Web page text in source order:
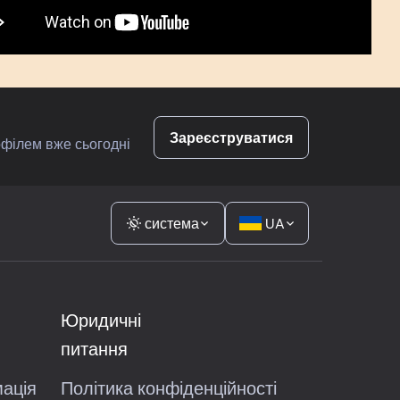
вже сьогодні
Зареєструватися
система UA
Юридичні
питання
Політика конфіденційності